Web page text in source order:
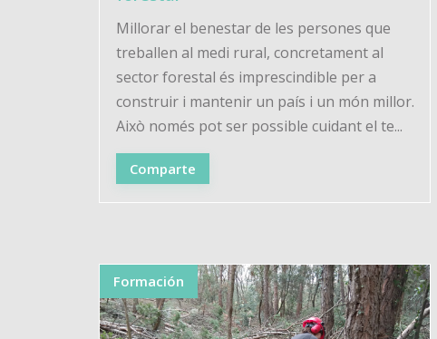
Millorar el benestar de les persones que
treballen al medi rural, concretament al
sector forestal és imprescindible per a
construir i mantenir un país i un món millor.
Això només pot ser possible cuidant el te...
Comparte
Formación